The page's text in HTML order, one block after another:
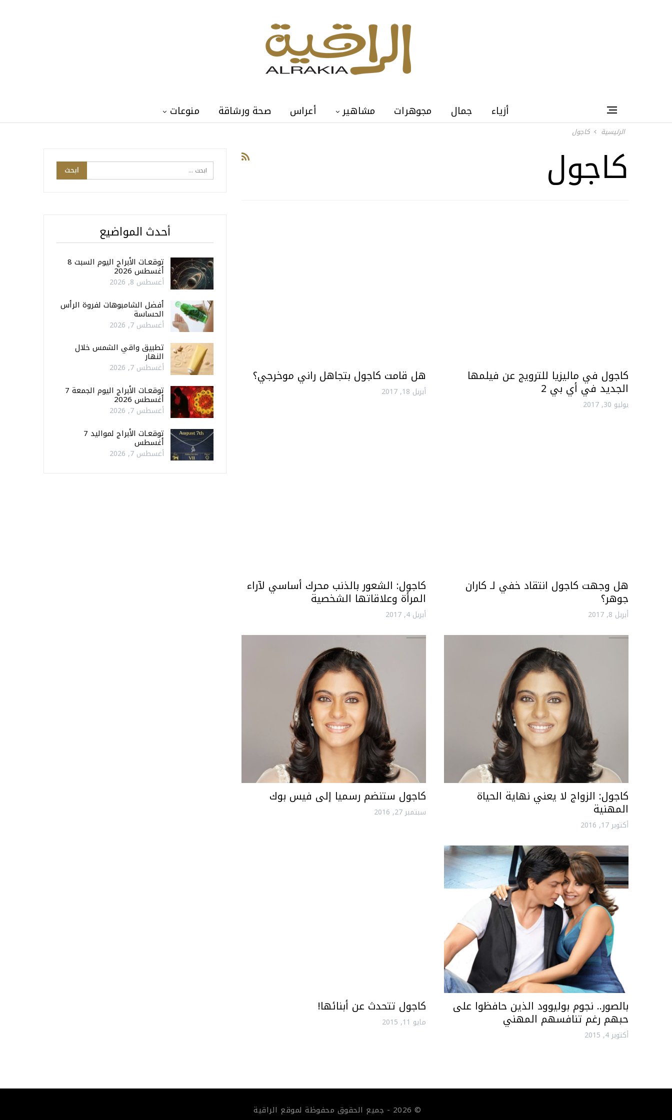
أزياء جمال مجوهرات مشاهير أعراس صحة ورشاقة منوعات
الرئيسية كاجول
كاجول
كاجول في ماليزيا للترويج عن فيلمها
الجديد في أي بي 2
يوليو 30, 2017
هل قامت كاجول بتجاهل راني موخرجي؟
أبريل 18, 2017
هل وجهت كاجول انتقاد خفي لـ كاران
جوهر؟
أبريل 8, 2017
كاجول: الشعور بالذنب محرك أساسي لآراء
المرأة وعلاقاتها الشخصية
أبريل 4, 2017
كاجول: الزواج لا يعني نهاية الحياة
المهنية
أكتوبر 17, 2016
كاجول ستنضم رسميا إلى فيس بوك
سبتمبر 27, 2016
بالصور.. نجوم بوليوود الذين حافظوا على
حبهم رغم تنافسهم المهني
أكتوبر 4, 2015
كاجول تتحدث عن أبنائها!
مايو 11, 2015
أحدث المواضيع
توقعـات الأبراج اليوم السبت 8
أغسطس 2026
أغسطس 8, 2026
أفضل الشامبوهات لفروة الرأس
الحساسة
أغسطس 7, 2026
تطبيق واقي الشمس خلال
النهار
أغسطس 7, 2026
توقعـات الأبراج اليوم الجمعة 7
أغسطس 2026
أغسطس 7, 2026
توقعـات الأبراج لمواليد 7
أغسطس
أغسطس 7, 2026
© 2026 - جميع الحقوق محفوظة لموقع الراقية